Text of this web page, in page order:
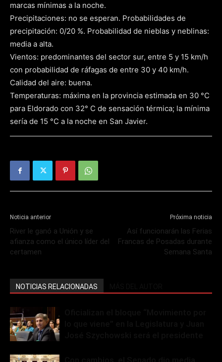
marcas mínimas a la noche.
Precipitaciones: no se esperan. Probabilidades de
precipitación: 0/20 %. Probabilidad de nieblas y neblinas:
media a alta.
Vientos: predominantes del sector sur, entre 5 y 15 km/h
con probabilidad de ráfagas de entre 30 y 40 km/h.
Calidad del aire: buena.
Temperaturas: máxima en la provincia estimada en 30 °C
para Eldorado con 32° C de sensación térmica; la mínima
sería de 15 °C a la noche en San Javier.
Noticia anterior
River le ganó a Unión y se
afianza como el único líder del
certamen
Próxima noticia
Así funcionarán las Ferias
Francas de Posadas durante
Semana Santa
NOTICIAS RELACIONADAS